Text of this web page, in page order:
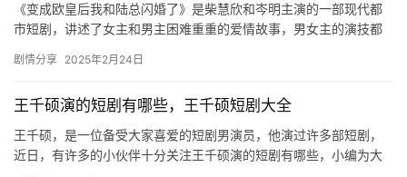
《变成欧皇后我和陆总闪婚了》是柴慧欣和岑明主演的一部现代都
市短剧，讲述了女主和男主困难重重的爱情故事，男女主的演技都
了》主…
剧情分享 2025年2月24日
王千硕演的短剧有哪些，王千硕短剧大全
王千硕，是一位备受大家喜爱的短剧男演员，他演过许多部短剧，
近日，有许多的小伙伴十分关注王千硕演的短剧有哪些，小编为大